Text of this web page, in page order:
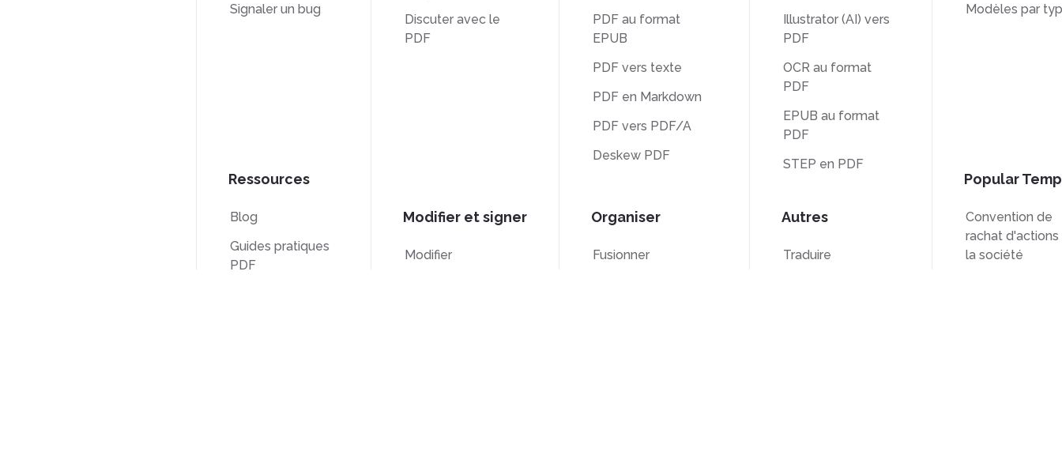
Signaler un bug
Ressources
Blog
Guides pratiques
PDF
Discuter avec le
PDF
Modifier et signer
Modifier
PDF au format
EPUB
PDF vers texte
PDF en Markdown
PDF vers PDF/A
Deskew PDF
Organiser
Fusionner
Illustrator (AI) vers
PDF
OCR au format
PDF
EPUB au format
PDF
STEP en PDF
Autres
Traduire
Modèles par
Popular
Convention de
rachat d'actions
la société